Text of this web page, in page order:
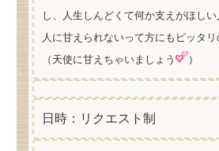
し、人生しんどくて何か支えがほしい
人に甘えられないって方にもピッタリ
（天使に甘えちゃいましょう
）
日時：リクエスト制